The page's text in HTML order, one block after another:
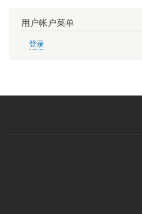
用户帐户菜单
登录